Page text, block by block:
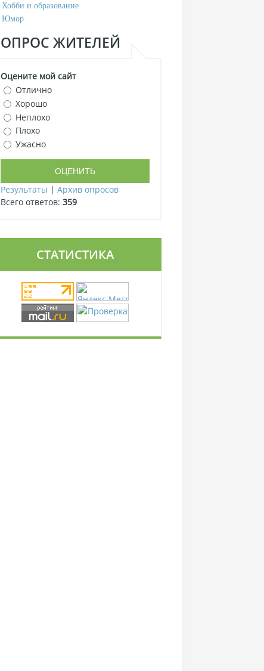
Хобби и образование
Юмор
ОПРОС ЖИТЕЛЕЙ
Оцените мой сайт
Отлично
Хорошо
Неплохо
Плохо
Ужасно
Результаты | Архив опросов
Всего ответов: 359
СТАТИСТИКА